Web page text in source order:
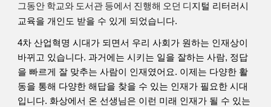
그동안 학교와 도서관 등에서 진행해 오던 디지털 리터러시
교육을 개인도 받을 수 있게 되었습니다.
4차 산업혁명 시대가 되면서 우리 사회가 원하는 인재상이
바뀌고 있습니다. 과거에는 시키는 일을 잘하는 사람, 정답
을 빠르게 잘 맞추는 사람이 인재였어요. 이제는 다양한 활
동을 통해 다양한 해답을 찾을 수 있는 인재가 필요한 시대
입니다. 화상에서 온 선생님은 이런 미래 인재가 될 수 있는